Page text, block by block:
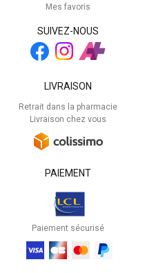
Mes favoris
SUIVEZ-NOUS
LIVRAISON
Retrait dans la pharmacie
Livraison chez vous
PAIEMENT
Paiement sécurisé